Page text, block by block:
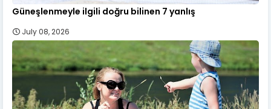
Güneşlenmeyle ilgili doğru bilinen 7 yanlış
July 08, 2026